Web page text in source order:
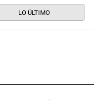
LO ÚLTIMO